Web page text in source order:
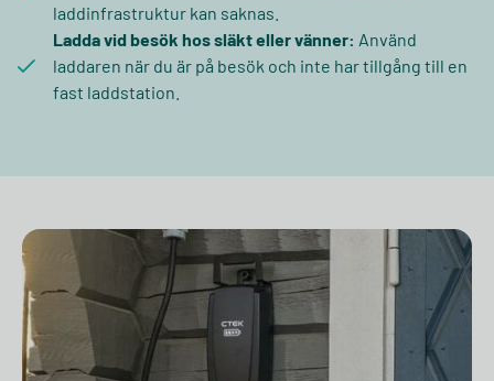
laddinfrastruktur kan saknas.
Ladda vid besök hos släkt eller vänner: Använd
laddaren när du är på besök och inte har tillgång till en
fast laddstation.